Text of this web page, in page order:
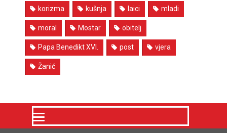
korizma kušnja laici mladi
moral Mostar obitelj
Papa Benedikt XVI. post vjera
Žanić